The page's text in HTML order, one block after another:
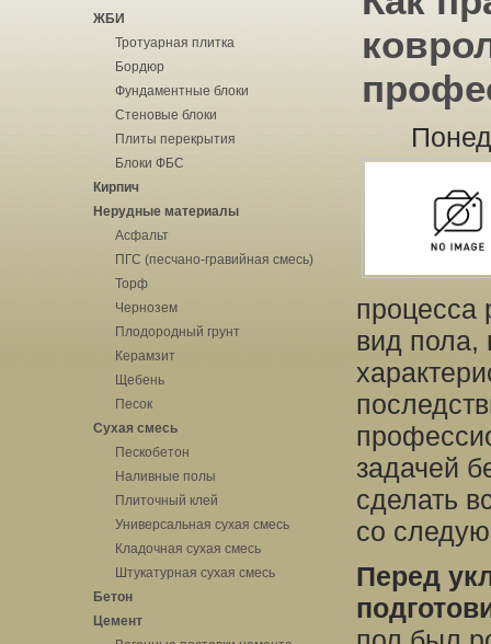
ЖБИ
Тротуарная плитка
Бордюр
Фундаментные блоки
Стеновые блоки
Плиты перекрытия
Блоки ФБС
Кирпич
Нерудные материалы
Асфальт
ПГС (песчано-гравийная смесь)
Торф
Чернозем
Плодородный грунт
Керамзит
Щебень
Песок
Сухая смесь
Пескобетон
Наливные полы
Плиточный клей
Универсальная сухая смесь
Кладочная сухая смесь
Штукатурная сухая смесь
Бетон
Цемент
процесса
вид пола,
задачей
сделать
со
Перед